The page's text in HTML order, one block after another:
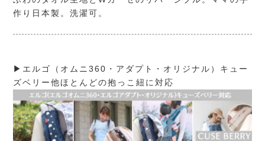
作り日本製。洗濯可。
▶エルゴ（オムニ360・アダプト・オリジナル）キュー
ズベリー他ほとんどの抱っこ紐に対応